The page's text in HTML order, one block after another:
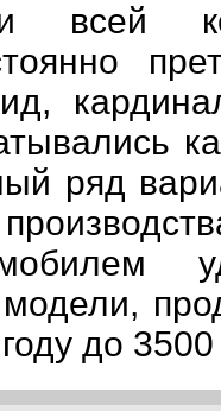
всей
ряд
до